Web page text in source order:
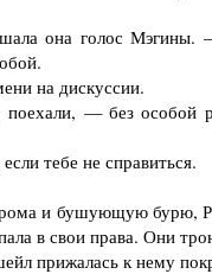
она голос Мэгины.
на дискуссии.
— без особой
тебе не справиться.
и бушующую бурю,
в свои права. Они
прижалась к нему